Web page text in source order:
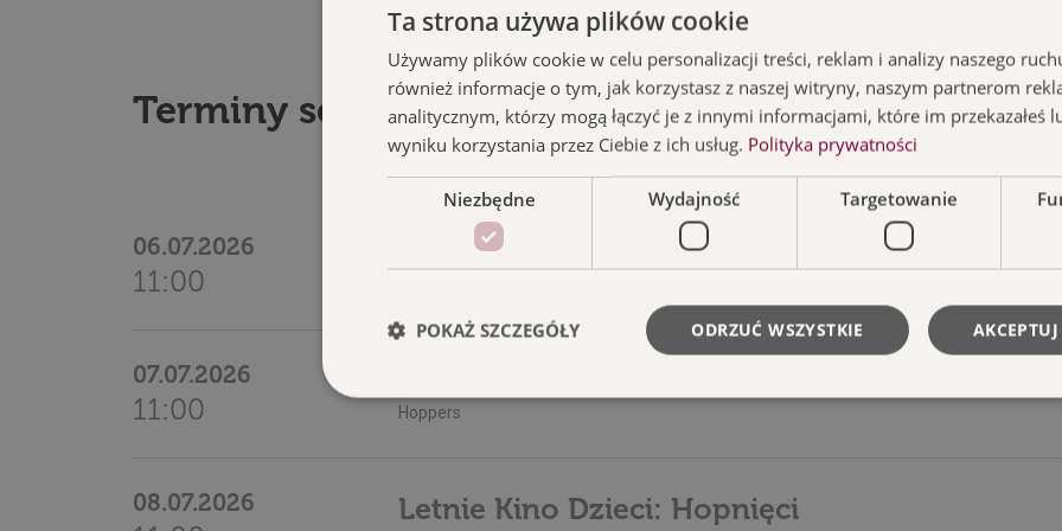
Terminy seansu
06.07.2026
11:00
Letnie Kino Dzieci: Hopnięci
07.07.2026
11:00 Hoppers
08.07.2026 Letnie Kino Dzieci: Hopnięci
Ta strona używa plików cookie
Używamy plików cookie w celu personalizacji treści, reklam i analizy naszego
również informacje o tym, jak korzystasz z naszej witryny, naszym partnerom
analitycznym, którzy mogą łączyć je z innymi informacjami, które im przekazałeś
wyniku korzystania przez Ciebie z ich usług. Polityka prywatności
Niezbędne Wydajność Targetowanie
ODRZUĆ WSZYSTKIE
POKAŻ SZCZEGÓŁY
zarządzanie kontem. Bez niezbędnych plików cookie nie można prawidłowo korzystać ze strony